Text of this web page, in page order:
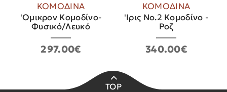
ΚΟΜΟΔΙΝΑ
'Oμικρον Κομοδίνο-
Φυσικό/Λευκό
297.00€
ΚΟΜΟΔΙΝΑ
'Ιρις Νο.2 Κομοδίνο -
Ροζ
340.00€
TOP